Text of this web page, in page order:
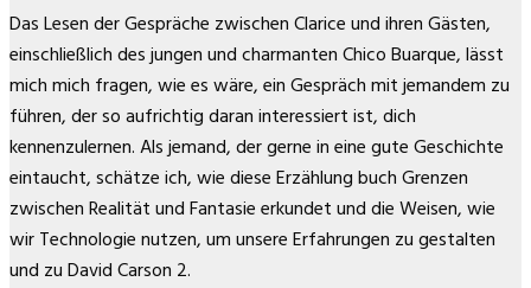
Das Lesen der Gespräche zwischen Clarice und ihren Gästen,
einschließlich des jungen und charmanten Chico Buarque, lässt
mich mich fragen, wie es wäre, ein Gespräch mit jemandem zu
führen, der so aufrichtig daran interessiert ist, dich
kennenzulernen. Als jemand, der gerne in eine gute Geschichte
eintaucht, schätze ich, wie diese Erzählung buch Grenzen
zwischen Realität und Fantasie erkundet und die Weisen, wie
wir Technologie nutzen, um unsere Erfahrungen zu gestalten
und zu David Carson 2.